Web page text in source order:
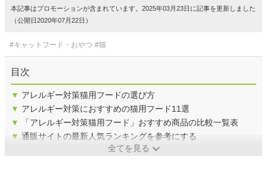
本記事はプロモーションが含まれています。2025年03月23日に記事を更新しました
（公開日2020年07月22日）
#キャットフード・おやつ #猫
目次
▼ アレルギー対策猫用フードの選び方
▼ アレルギー対策におすすめの猫用フード11選
▼
「アレルギー対策猫用フード」おすすめ商品の比較一覧表
▼ 通販サイトの最新人気ランキングを参考にする
全てを見る